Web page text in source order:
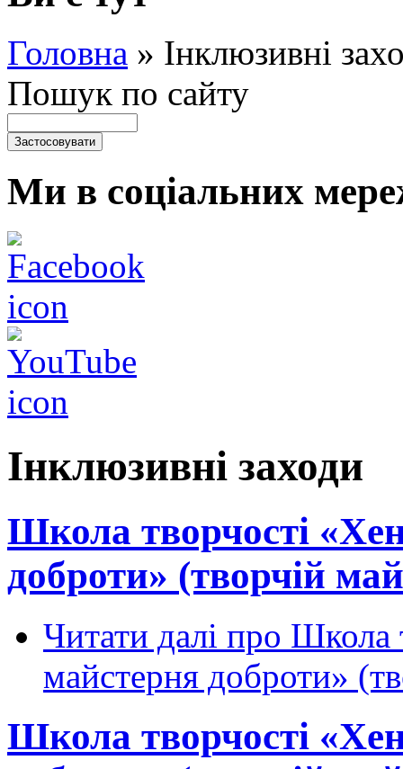
Головна » Інклюзивні
Пошук по сайту
Ми в соціальних
Інклюзивні заходи
Школа творчості
доброти» (творчій
Читати далі про Школа
майстерня доброти»
Школа творчості